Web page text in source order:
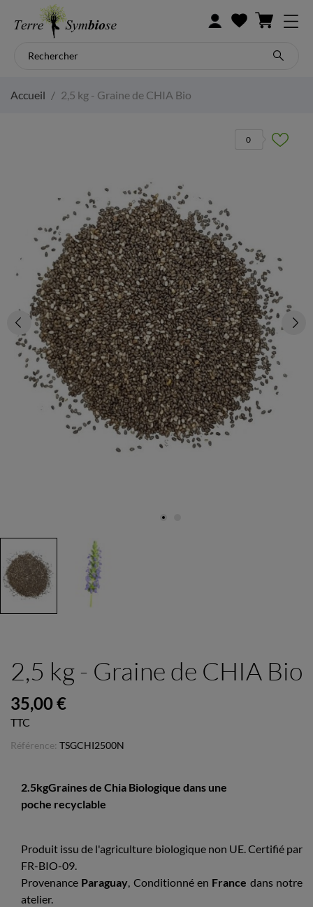
Accueil 2,5 kg - Graine de CHIA Bio
0
2,5 kg - Graine de CHIA Bio
35,00 €
TTC
Référence: TSGCHI2500N
2.5kgGraines de Chia Biologique dans une
poche recyclable
Produit issu de l'agriculture biologique non UE. Certifié par
FR-BIO-09.
Provenance Paraguay, Conditionné en France dans notre
atelier.